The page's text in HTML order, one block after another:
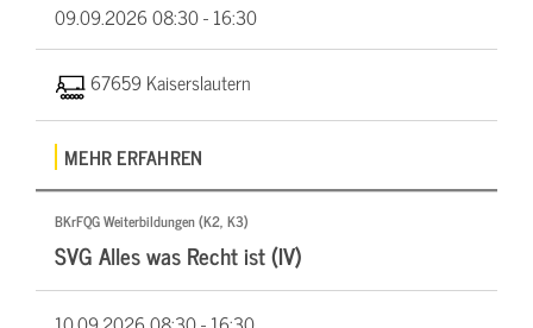
09.09.202608:30 - 16:30
67659 Kaiserslautern
MEHR ERFAHREN
BKrFQG Weiterbildungen (K2, K3)
SVG Alles was Recht ist (IV)